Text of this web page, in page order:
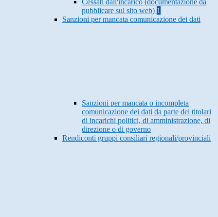
Cessati dall'incarico (documentazione da
pubblicare sul sito web) 1
Sanzioni per mancata comunicazione dei dati
Sanzioni per mancata o incompleta
comunicazione dei dati da parte dei titolari
di incarichi politici, di amministrazione, di
direzione o di governo
Rendiconti gruppi consiliari regionali/provinciali